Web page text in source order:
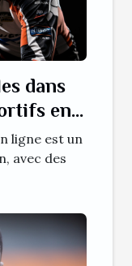
dans
en
ligne est un
avec des